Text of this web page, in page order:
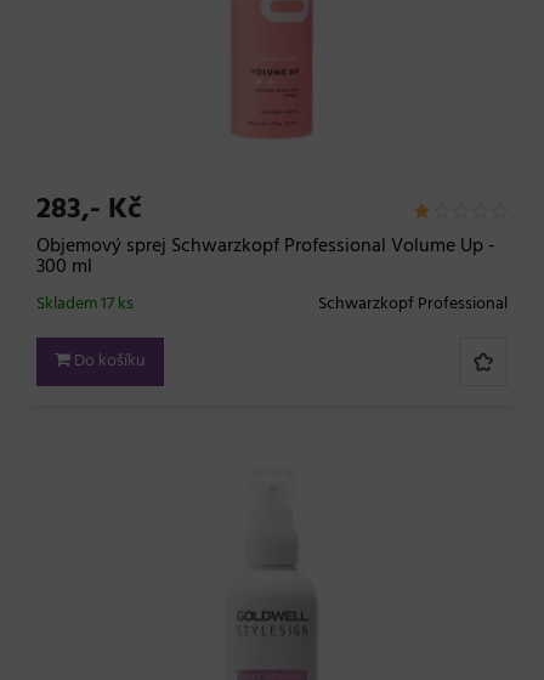
283,- Kč
Objemový sprej Schwarzkopf Professional Volume Up -
300 ml
Schwarzkopf Professional
Skladem 17 ks
Do košíku